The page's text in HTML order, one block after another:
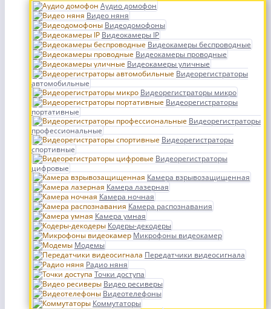
Аудио домофон
Видео няня
Видеодомофоны
Видеокамеры IP
Видеокамеры беспроводные
Видеокамеры проводные
Видеокамеры уличные
Видеорегистраторы
автомобильные
Видеорегистраторы микро
Видеорегистраторы
портативные
Видеорегистраторы
профессиональные
Видеорегистраторы
спортивные
Видеорегистраторы
цифровые
Камера взрывозащищенная
Камера лазерная
Камера ночная
Камера распознавания
Камера умная
Кодеры-декодеры
Микрофоны видеокамер
Модемы
Передатчики видеосигнала
Радио няня
Точки доступа
Видео ресиверы
Видеотелефоны
Коммутаторы